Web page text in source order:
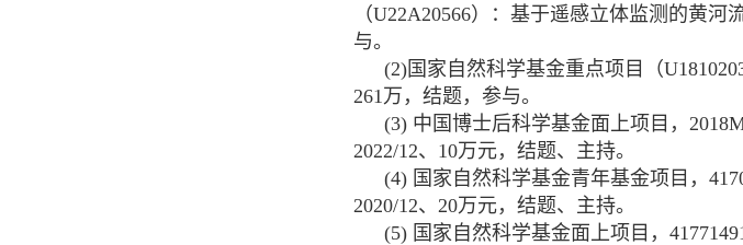
（U22A20566）：基于遥感立体监测的黄河
与。
(2)国家自然科学基金重点项目（
261 万，结题，参与。
(3) 中国博士后科学基金面上项目，
2022/12、 10万元，结题、主持。
(4) 国家自然科学基金青年基金项目，
2020/12、 20万元，结题、主持。
(5) 国家自然科学基金面上项目，